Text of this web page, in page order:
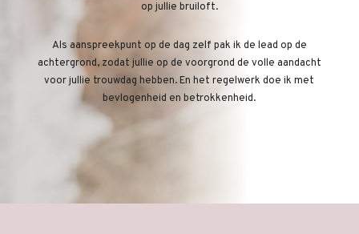
op jullie bruiloft.
Als aanspreekpunt op de dag zelf pak ik de lead op de
achtergrond, zodat jullie op de voorgrond de volle aandacht
voor jullie trouwdag hebben. En het regelwerk doe ik met
bevlogenheid en betrokkenheid.